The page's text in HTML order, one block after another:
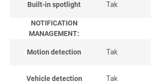
Built-in spotlight Tak
NOTIFICATION
MANAGEMENT:
Motion detection Tak
Vehicle detection Tak